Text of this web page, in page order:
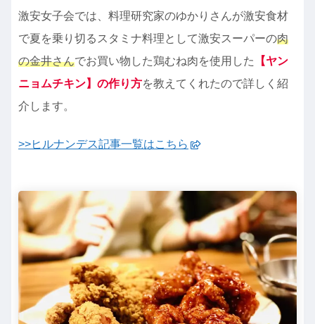
激安女子会では、料理研究家のゆかりさんが激安食材
で夏を乗り切るスタミナ料理として激安スーパーの肉
の金井さんでお買い物した鶏むね肉を使用した
【ヤン
ニョムチキン】の作り方を教えてくれたので詳しく紹
介します。
>>ヒルナンデス記事一覧はこちら